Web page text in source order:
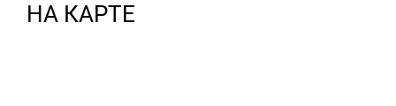
НА КАРТЕ